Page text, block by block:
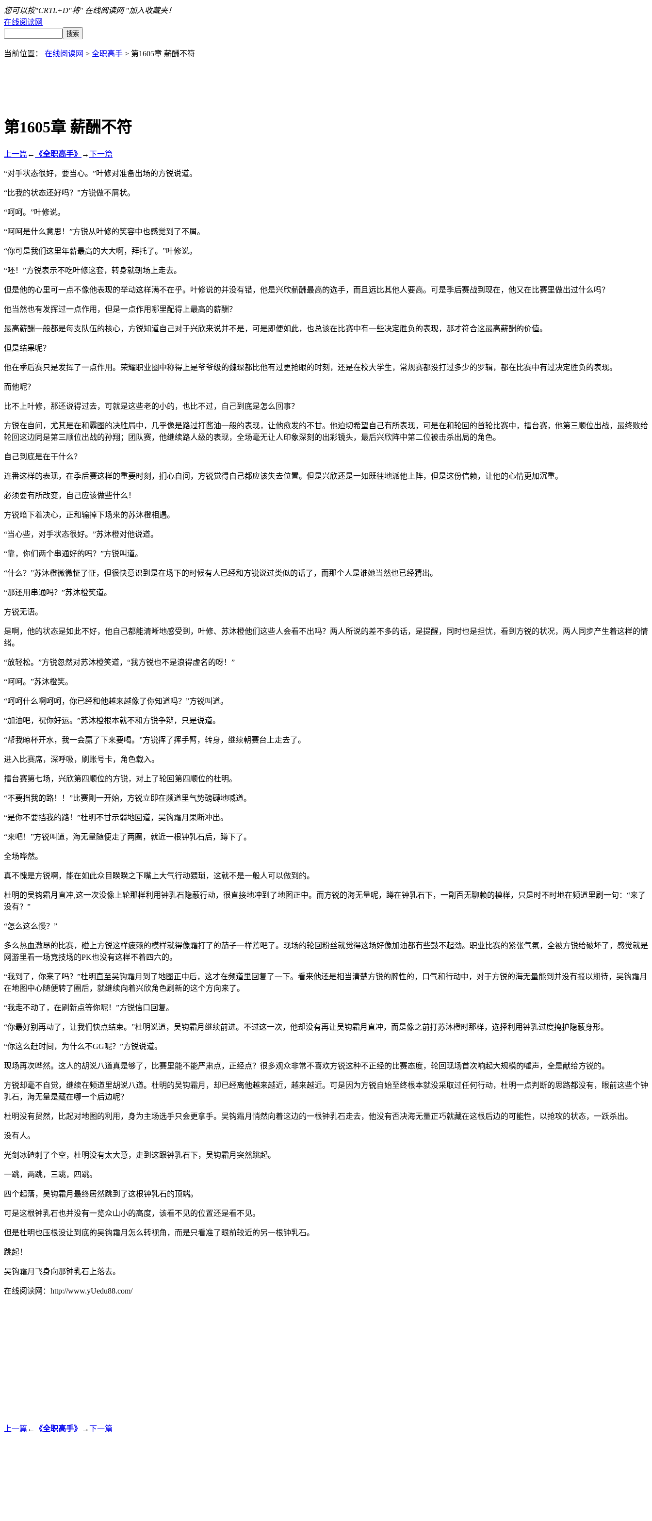
您可以按"CRTL+D"将" 在线阅读网 "加入收藏夹！
在线阅读网
当前位置： 在线阅读网 > 全职高手 > 第1605章 薪酬不符
第1605章 薪酬不符
上一篇 ← 《全职高手》 →下一篇
“对手状态很好，要当心。”叶修对准备出场的方锐说道。
“比我的状态还好吗？”方锐做不屑状。
“呵呵。”叶修说。
“呵呵是什么意思！”方锐从叶修的笑容中也感觉到了不屑。
“你可是我们这里年薪最高的大大啊，拜托了。”叶修说。
“呸！”方锐表示不吃叶修这套，转身就朝场上走去。
但是他的心里可一点不像他表现的举动这样满不在乎。叶修说的并没有错，他是兴欣薪酬最高的选手，而且远比其他人要高。可是季后赛战到现在，他又在比赛里做出过什么吗？
他当然也有发挥过一点作用，但是一点作用哪里配得上最高的薪酬？
最高薪酬一般都是每支队伍的核心，方锐知道自己对于兴欣来说并不是，可是即便如此，也总该在比赛中有一些决定胜负的表现，那才符合这最高薪酬的价值。
但是结果呢？
他在季后赛只是发挥了一点作用。荣耀职业圈中称得上是爷爷级的魏琛都比他有过更抢眼的时刻，还是在校大学生，常规赛都没打过多少的罗辑，都在比赛中有过决定胜负的表现。
而他呢？
比不上叶修，那还说得过去，可就是这些老的小的，也比不过，自己到底是怎么回事？
方锐在自问，尤其是在和霸图的决胜局中，几乎像是路过打酱油一般的表现，让他愈发的不甘。他迫切希望自己有所表现，可是在和轮回的首轮比赛中，擂台赛，他第三顺位出战，最终败给
轮回这边同是第三顺位出战的孙翔；团队赛，他继续路人级的表现，全场毫无让人印象深刻的出彩镜头，最后兴欣阵中第二位被击杀出局的角色。
自己到底是在干什么？
连番这样的表现，在季后赛这样的重要时刻，扪心自问，方锐觉得自己都应该失去位置。但是兴欣还是一如既往地派他上阵，但是这份信赖，让他的心情更加沉重。
必须要有所改变，自己应该做些什么！
方锐暗下着决心，正和输掉下场来的苏沐橙相遇。
“当心些，对手状态很好。”苏沐橙对他说道。
“靠，你们两个串通好的吗？”方锐叫道。
“什么？”苏沐橙微微怔了怔，但很快意识到是在场下的时候有人已经和方锐说过类似的话了，而那个人是谁她当然也已经猜出。
“那还用串通吗？”苏沐橙笑道。
方锐无语。
是啊，他的状态是如此不好，他自己都能清晰地感受到，叶修、苏沐橙他们这些人会看不出吗？两人所说的差不多的话，是提醒，同时也是担忧，看到方锐的状况，两人同步产生着这样的情
绪。
“放轻松。”方锐忽然对苏沐橙笑道，“我方锐也不是浪得虚名的呀！”
“呵呵。”苏沐橙笑。
“呵呵什么啊呵呵，你已经和他越来越像了你知道吗？”方锐叫道。
“加油吧，祝你好运。”苏沐橙根本就不和方锐争辩，只是说道。
“帮我晾杯开水，我一会赢了下来要喝。”方锐挥了挥手臂，转身，继续朝赛台上走去了。
进入比赛席，深呼吸，刷账号卡，角色载入。
擂台赛第七场，兴欣第四顺位的方锐，对上了轮回第四顺位的杜明。
“不要挡我的路！！”比赛刚一开始，方锐立即在频道里气势磅礴地喊道。
“是你不要挡我的路！”杜明不甘示弱地回道，吴钩霜月果断冲出。
“来吧！”方锐叫道，海无量随便走了两圈，就近一根钟乳石后，蹲下了。
全场哗然。
真不愧是方锐啊，能在如此众目睽睽之下嘴上大气行动猥琐，这就不是一般人可以做到的。
杜明的吴钩霜月直冲,这一次没像上轮那样利用钟乳石隐蔽行动，很直接地冲到了地图正中。而方锐的海无量呢，蹲在钟乳石下，一副百无聊赖的模样，只是时不时地在频道里刷一句：“来了
没有？”
“怎么这么慢？”
多么热血激昂的比赛，碰上方锐这样疲赖的模样就得像霜打了的茄子一样蔫吧了。现场的轮回粉丝就觉得这场好像加油都有些鼓不起劲。职业比赛的紧张气氛，全被方锐给破坏了，感觉就是
网游里看一场竞技场的PK也没有这样不着四六的。
“我到了，你来了吗？”杜明直至吴钩霜月到了地图正中后，这才在频道里回复了一下。看来他还是相当清楚方锐的脾性的，口气和行动中，对于方锐的海无量能到并没有报以期待，吴钩霜月
在地图中心随便转了圈后，就继续向着兴欣角色刷新的这个方向来了。
“我走不动了，在刷新点等你呢！”方锐信口回复。
“你最好别再动了，让我们快点结束。”杜明说道，吴钩霜月继续前进。不过这一次，他却没有再让吴钩霜月直冲，而是像之前打苏沐橙时那样，选择利用钟乳过度掩护隐蔽身形。
“你这么赶时间，为什么不GG呢？”方锐说道。
现场再次哗然。这人的胡说八道真是够了，比赛里能不能严肃点，正经点？很多观众非常不喜欢方锐这种不正经的比赛态度，轮回现场首次响起大规模的嘘声，全是献给方锐的。
方锐却毫不自觉，继续在频道里胡说八道。杜明的吴钩霜月，却已经离他越来越近，越来越近。可是因为方锐自始至终根本就没采取过任何行动，杜明一点判断的思路都没有，眼前这些个钟
乳石，海无量是藏在哪一个后边呢？
杜明没有贸然，比起对地图的利用，身为主场选手只会更拿手。吴钩霜月悄然向着这边的一根钟乳石走去，他没有否决海无量正巧就藏在这根后边的可能性，以抢攻的状态，一跃杀出。
没有人。
光剑冰碴刺了个空，杜明没有太大意，走到这跟钟乳石下，吴钩霜月突然跳起。
一跳，两跳，三跳，四跳。
四个起落，吴钩霜月最终居然跳到了这根钟乳石的顶端。
可是这根钟乳石也并没有一览众山小的高度，该看不见的位置还是看不见。
但是杜明也压根没让到底的吴钩霜月怎么转视角，而是只看准了眼前较近的另一根钟乳石。
跳起！
吴钩霜月飞身向那钟乳石上落去。
在线阅读网：http://www.yUedu88.com/
上一篇 ← 《全职高手》 →下一篇